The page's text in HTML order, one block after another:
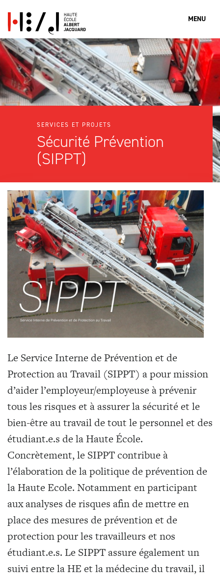
MENU
Que cherches-tu?
Rechercher
SERVICES ET PROJETS
Sécurité Prévention
(SIPPT)
Le Service Interne de Prévention et de
Protection au Travail (SIPPT) a pour mission
d’aider l’employeur/employeuse à prévenir
tous les risques et à assurer la sécurité et le
bien-être au travail de tout le personnel et des
étudiant.e.s de la Haute École.
Concrètement, le SIPPT contribue à
l’élaboration de la politique de prévention de
la Haute Ecole. Notamment en participant
aux analyses de risques afin de mettre en
place des mesures de prévention et de
protection pour les travailleurs et nos
étudiant.e.s. Le SIPPT assure également un
suivi entre la HE et la médecine du travail, il